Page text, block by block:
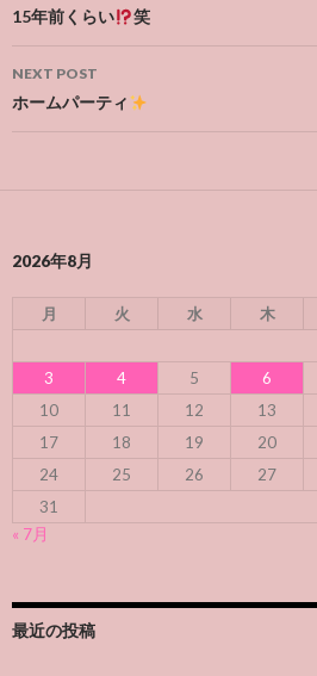
navigation
15年前くらい 笑
NEXT POST
ホームパーティ
2026年8月
月 火 水 木
3
4 5 6
10
11 12 13
17
18 19 20
24
25 26 27
31
« 7月
最近の投稿